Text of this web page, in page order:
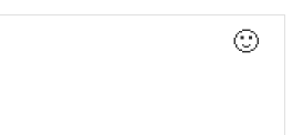
🙂